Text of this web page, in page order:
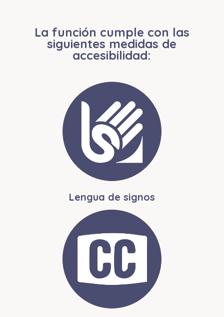
La función cumple con las
siguientes medidas de
accesibilidad:
Lengua de signos